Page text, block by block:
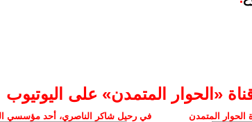
‫«الحوار المتمدن» على اليوتيوب
المتمدن في رحيل شاكر الناصري، أحد مؤسسي